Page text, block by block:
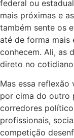
federal ou
mais próximas e
também sente os
até de forma mais
conhecem. Ali, as
direto no
Mas essa
por cima do outro
corredores
profissionais,
competição